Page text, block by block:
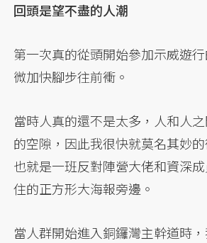
回頭是望不盡的人潮
第一次真的從頭開始參加示威遊
微加快腳步往前衝。
當時人真的還不是太多，人和人
的空隙，因此我很快就莫名其妙的
也就是一班反對陣營大佬和資深
住的正方形大海報旁邊。
當人群開始進入銅鑼灣主幹道時